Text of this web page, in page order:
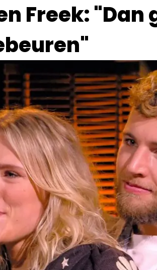
Freek: "Dan